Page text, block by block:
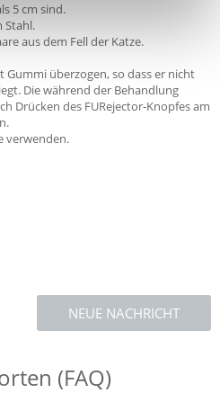
5 cm sind.
Stahl.
aus dem Fell der Katze.
überzogen, so dass er nicht
Die während der Behandlung
Drücken des FURejector-Knopfes am
verwenden.
NEUE NACHRICHT
(FAQ)